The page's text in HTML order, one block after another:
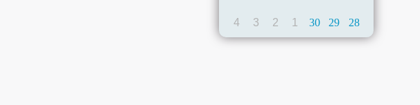
28
29
30
1
2
3
4